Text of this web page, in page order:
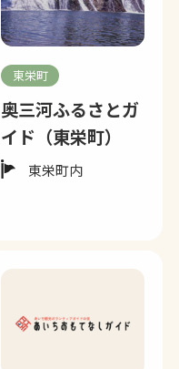
東栄町
奥三河ふるさとガ
イド（東栄町）
東栄町内